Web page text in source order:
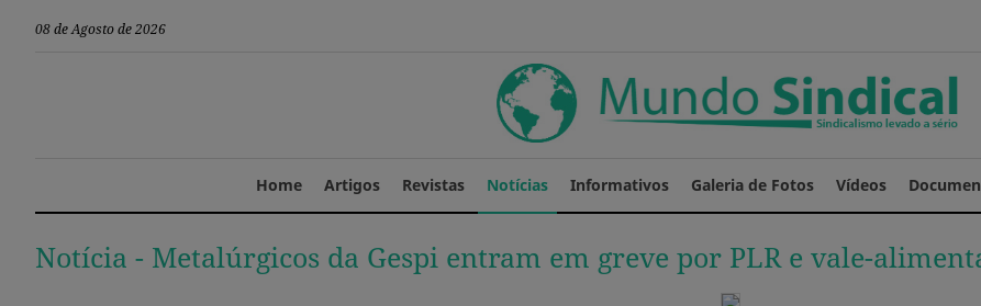
08 de Agosto de 2026
Home Artigos Revistas Notícias Informativos Galeria de Fotos Vídeos
Notícia - Metalúrgicos da Gespi entram em greve por PLR e vale-